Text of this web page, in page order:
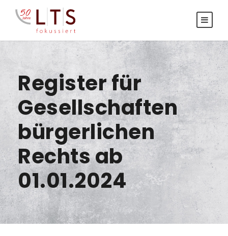
Register für
Gesellschaften
bürgerlichen
Rechts ab
01.01.2024